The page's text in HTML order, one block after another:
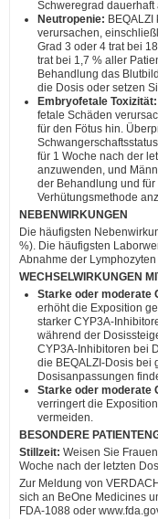
Schweregrad dauerhaft
Neutropenie:
verursachen,
Grad 3 oder 4 trat bei
trat bei 1,7 % aller
Behandlung das
die Dosis oder setzen
Embryofetale Toxizität:
fetale Schäden
für den Fötus hin.
für 1 Woche nach der
anzuwenden, und
der Behandlung und
Verhütungsmethode
NEBENWIRKUNGEN
Die häufigsten
%). Die häufigsten
Abnahme der
WECHSELWIRKUNGEN
Starke oder moderate
erhöht die Exposition
starker CYP3A-
während der
CYP3A-Inhibitoren bei
die BEQALZI-Dosis bei
Dosisanpassungen
Starke oder moderate
verringert die
vermeiden.
BESONDERE
Stillzeit: Weisen Sie
Woche nach der letzten
Zur Meldung von
sich an BeOne Medicines
FDA-1088 oder